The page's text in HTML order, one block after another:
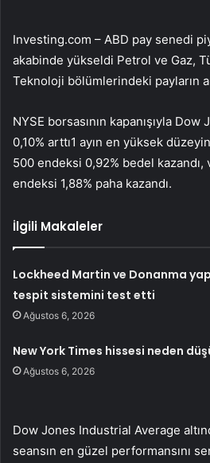
Investing.com – ABD pay senedi
akabinde yükseldi Petrol ve Gaz,
Teknoloji bölümlerindeki payların
NYSE borsasının kapanışıyla Dow
0,10% arttı1 ayın en yüksek
500 endeksi 0,92% bedel kazandı,
endeksi 1,88% paha kazandı.
İlgili Makaleler
Lockheed Martin ve Donanma
tespit sistemini test etti
Ağustos 6, 2026
New York Times hissesi neden
Ağustos 6, 2026
Dow Jones Industrial Average
seansın en güzel performansını